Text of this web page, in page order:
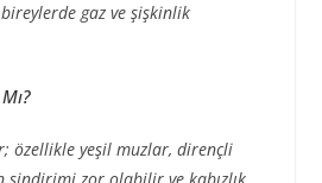
gaz ve şişkinlik
özellikle yeşil muzlar, dirençli